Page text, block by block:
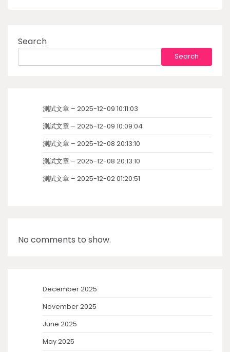
Search
Search
測試文章 – 2025-12-09 10:11:03
測試文章 – 2025-12-09 10:09:04
測試文章 – 2025-12-08 20:13:10
測試文章 – 2025-12-08 20:13:10
測試文章 – 2025-12-02 01:20:51
No comments to show.
December 2025
November 2025
June 2025
May 2025